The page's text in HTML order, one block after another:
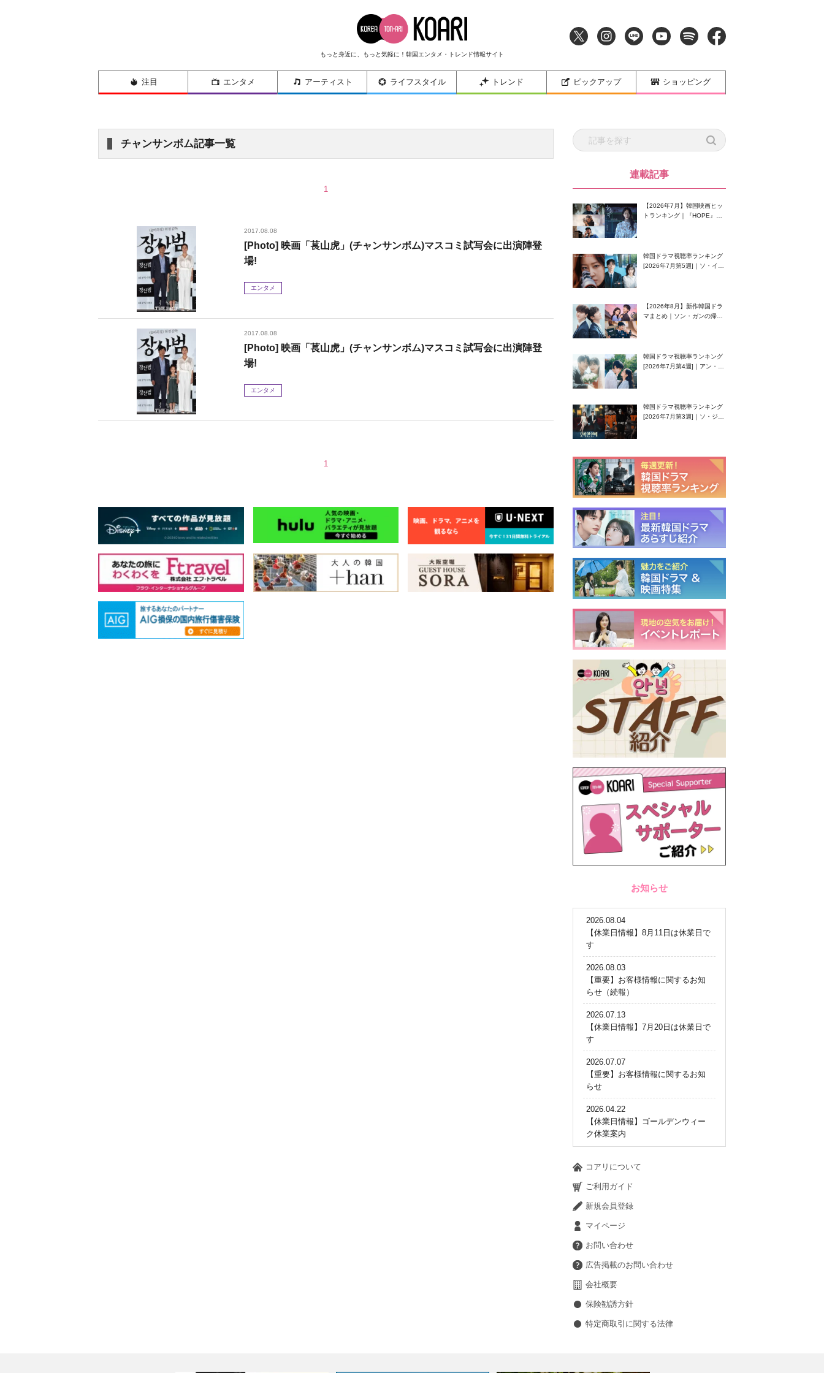
もっと身近に、もっと気軽に！韓国エンタメ・トレンド情報サイト
注目 エンタメ アーティスト ライフスタイル トレンド ピックアップ ショッピング
チャンサンボム記事一覧
1
2017.08.08
[Photo] 映画「萇山虎」(チャンサンボム)マスコミ試写会に出演陣登
場!
エンタメ
2017.08.08
[Photo] 映画「萇山虎」(チャンサンボム)マスコミ試写会に出演陣登
場!
エンタメ
1
連載記事
【2026年7月】韓国映画ヒッ
トランキング｜『HOPE』が
韓国ドラマ視聴率ランキング
[2026年7月第5週]｜ソ・イン
【2026年8月】新作韓国ドラ
マまとめ｜ソン・ガンの帰
韓国ドラマ視聴率ランキング
[2026年7月第4週]｜アン・ヒ
韓国ドラマ視聴率ランキング
[2026年7月第3週]｜ソ・ジソ
お知らせ
2026.08.04
【休業日情報】8月11日は休業日で
す
2026.08.03
【重要】お客様情報に関するお知
らせ（続報）
2026.07.13
【休業日情報】7月20日は休業日で
す
2026.07.07
【重要】お客様情報に関するお知
らせ
2026.04.22
【休業日情報】ゴールデンウィー
ク休業案内
コアリについて
ご利用ガイド
新規会員登録
マイページ
お問い合わせ
広告掲載のお問い合わせ
会社概要
保険勧誘方針
特定商取引に関する法律